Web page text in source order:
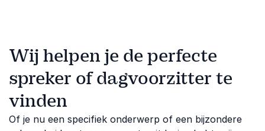
Wij helpen je de perfecte
spreker of dagvoorzitter te
vinden
Of je nu een specifiek onderwerp of een bijzondere